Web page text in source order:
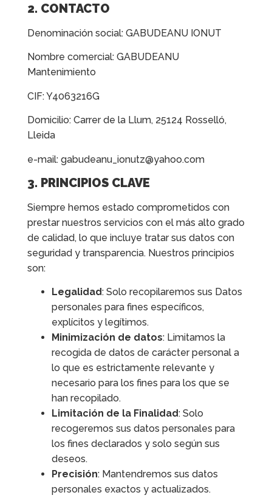
2. CONTACTO
Denominación social: GABUDEANU IONUT
Nombre comercial: GABUDEANU
Mantenimiento
CIF: Y4063216G
Domicilio: Carrer de la Llum, 25124 Rosselló,
Lleida
e-mail: gabudeanu_ionutz@yahoo.com
3. PRINCIPIOS CLAVE
Siempre hemos estado comprometidos con
prestar nuestros servicios con el más alto grado
de calidad, lo que incluye tratar sus datos con
seguridad y transparencia. Nuestros principios
son:
Legalidad: Solo recopilaremos sus Datos
personales para fines específicos,
explícitos y legítimos.
Minimización de datos: Limitamos la
recogida de datos de carácter personal a
lo que es estrictamente relevante y
necesario para los fines para los que se
han recopilado.
Limitación de la Finalidad: Solo
recogeremos sus datos personales para
los fines declarados y solo según sus
deseos.
Precisión: Mantendremos sus datos
personales exactos y actualizados.